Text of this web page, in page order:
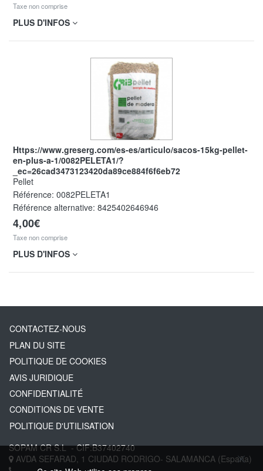
Taxe non comprise
PLUS D'INFOS
https://www.greserg.com/es-es/articulo/sacos-15kg-pellet-
en-plus-a-1/0082PELETA1/?
_ec=26cad3473123420da89ce884f6f6eb72
Pellet
Référence: 0082PELETA1
Référence alternative: 8425402646946
4,00€
Taxe non comprise
PLUS D'INFOS
CONTACTEZ-NOUS
PLAN DU SITE
POLITIQUE DE COOKIES
AVIS JURIDIQUE
CONFIDENTIALITÉ
CONDITIONS DE VENTE
POLITIQUE D'UTILISATION
SOPAM CR S.L- CIF:B37402740
AVDA SEFARAD, 1 CIUDAD RODRIGO- SALAMANCA (España)